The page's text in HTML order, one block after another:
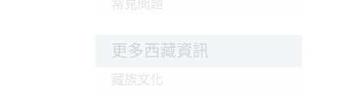
常見問題
更多西藏資訊
藏族文化